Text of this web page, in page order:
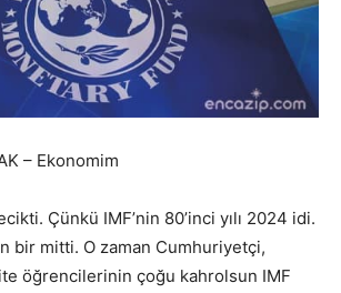
– Ekonomim
Çünkü IMF’nin 80’inci yılı 2024 idi.
bir mitti. O zaman Cumhuriyetçi,
öğrencilerinin çoğu kahrolsun IMF